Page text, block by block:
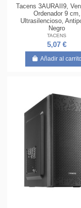
Tacens 3AURAII9,
Ordenador 9 cm,
Ultrasilencioso,
Negro
TACENS
5,07 €
Añadir al carrito